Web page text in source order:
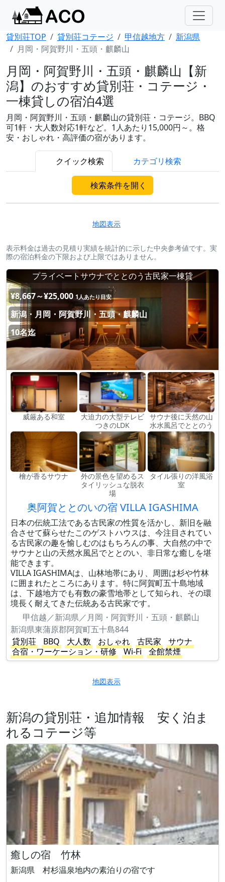
貸別荘TOP 貸別荘コテージ 甲信越地方
新潟県
月岡・阿賀野川・五頭・麒麟山
月岡・阿賀野川・五頭・麒麟山【新
潟】のおすすめ貸別荘・コテージ・
一棟貸しの宿泊4選
月岡・阿賀野川・五頭・麒麟山の貸別荘・コテージ。BBQ
可1軒・大人数対応1軒など。1人あたり15,000円～。格
安・おしゃれ・高評価の宿があります。
クイック検索 カテゴリ検索
検索条件を開く
地図表示
表示料金は過去の見積り実績を統計的に示した中央参考値です。実
際の宿泊料金の下限および上限ではありません。
プライベートサウナでととのう古民家一棟貸
¥8,667～¥25,000 1人あたり目安
新潟・月岡・阿賀野川・五頭・麒麟山
10名迄
威厳ある和室
大迫力の大型テレビ
つきのLDK
サウナ後に天然の山
水水風呂でととのう
檜が香るサウナ
外の景色を望めるス
タイリッシュな脱衣
場
タイル張りの洋風浴
室
奥阿賀ととのいの宿 VILLA IGASHIMA
日本の伝統工法である古民家の性質を活かし、新旧を融
合させて蘇らせたこのゲストハウスは、今注目されてい
る古民家の趣を愉しむのはもちろんの事、大自然の中で
サウナと山の天然水風呂でととのい、非日常な癒しを堪
能できます。
VILLA IGASHIMAは、山林地帯にあり、周囲は杉や竹林
に囲まれたところにあります。特に阿賀町五十島地域
は、下越地方でも有数の豪雪地帯として知られ、その環
境長く耐えてきた伝統ある古民家です。
甲信越／新潟県／月岡・阿賀野川・五頭・麒麟山
新潟県東蒲原郡阿賀町五十島844
貸別荘
BBQ 大人数 おしゃれ 古民家
サウナ
合宿・ワーケーション・研修
Wi-Fi 全館禁煙
地図表示
新潟の貸別荘・追加情報 安く泊ま
れるコテージ等
癒しの宿 竹林
新潟県 村杉温泉地内の素泊りの宿です